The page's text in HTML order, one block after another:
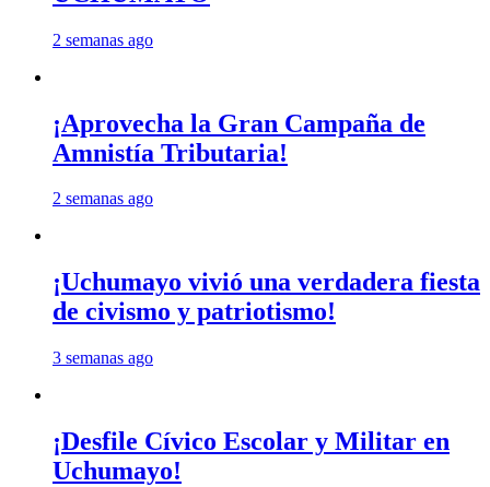
2 semanas ago
¡Aprovecha la Gran Campaña de
Amnistía Tributaria!
2 semanas ago
¡Uchumayo vivió una verdadera fiesta
de civismo y patriotismo!
3 semanas ago
¡Desfile Cívico Escolar y Militar en
Uchumayo!